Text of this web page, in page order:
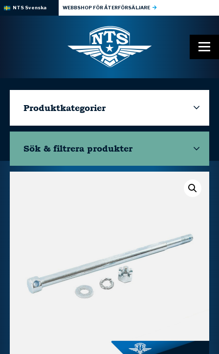
NTS Svenska WEBBSHOP FÖR ÅTERFÖRSÄLJARE
Produktkategorier
Sök & filtrera produkter